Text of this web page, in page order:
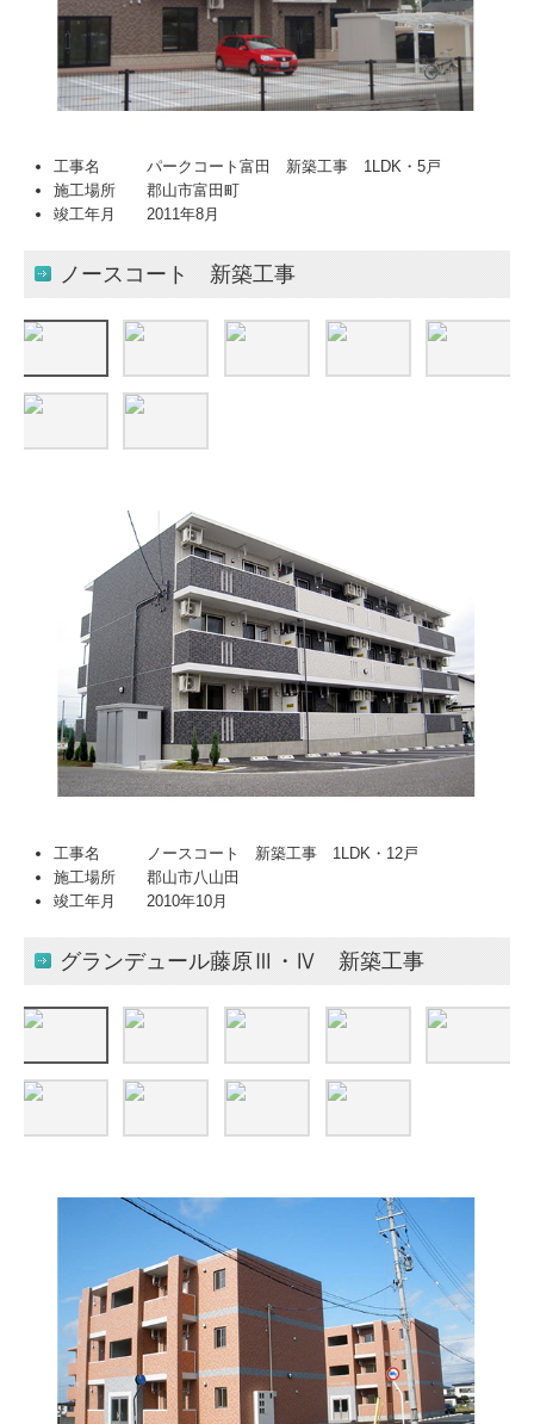
工事名 パークコート富田 新築工事 1LDK・5戸
施工場所 郡山市富田町
竣工年月 2011年8月
ノースコート 新築工事
工事名 ノースコート 新築工事 1LDK・12戸
施工場所 郡山市八山田
竣工年月 2010年10月
グランデュール藤原Ⅲ・Ⅳ 新築工事